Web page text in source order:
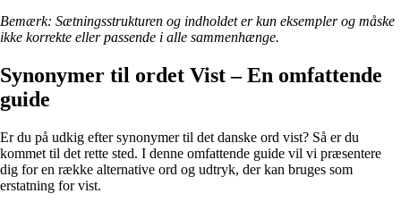
Bemærk: Sætningsstrukturen og indholdet er kun eksempler og måske
ikke korrekte eller passende i alle sammenhænge.
Synonymer til ordet Vist – En omfattende
guide
Er du på udkig efter synonymer til det danske ord vist? Så er du
kommet til det rette sted. I denne omfattende guide vil vi præsentere
dig for en række alternative ord og udtryk, der kan bruges som
erstatning for vist.